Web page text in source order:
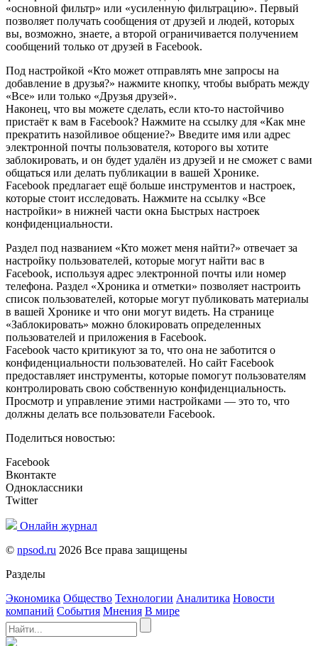
«основной фильтр» или «усиленную фильтрацию». Первый
позволяет получать сообщения от друзей и людей, которых
вы, возможно, знаете, а второй ограничивается получением
сообщений только от друзей в Facebook.
Под настройкой «Кто может отправлять мне запросы на
добавление в друзья?» нажмите кнопку, чтобы выбрать между
«Все» или только «Друзья друзей».
Наконец, что вы можете сделать, если кто-то настойчиво
пристаёт к вам в Facebook? Нажмите на ссылку для «Как мне
прекратить назойливое общение?» Введите имя или адрес
электронной почты пользователя, которого вы хотите
заблокировать, и он будет удалён из друзей и не сможет с вами
общаться или делать публикации в вашей Хронике.
Facebook предлагает ещё больше инструментов и настроек,
которые стоит исследовать. Нажмите на ссылку «Все
настройки» в нижней части окна Быстрых настроек
конфиденциальности.
Раздел под названием «Кто может меня найти?» отвечает за
настройку пользователей, которые могут найти вас в
Facebook, используя адрес электронной почты или номер
телефона. Раздел «Хроника и отметки» позволяет настроить
список пользователей, которые могут публиковать материалы
в вашей Хронике и что они могут видеть. На странице
«Заблокировать» можно блокировать определенных
пользователей и приложения в Facebook.
Facebook часто критикуют за то, что она не заботится о
конфиденциальности пользователей. Но сайт Facebook
предоставляет инструменты, которые помогут пользователям
контролировать свою собственную конфиденциальность.
Просмотр и управление этими настройками — это то, что
должны делать все пользователи Facebook.
Поделиться новостью:
Facebook
Вконтакте
Одноклассники
Twitter
Онлайн журнал
© npsod.ru 2026 Все права защищены
Разделы
Экономика Общество Технологии Аналитика Новости
компаний События Мнения В мире